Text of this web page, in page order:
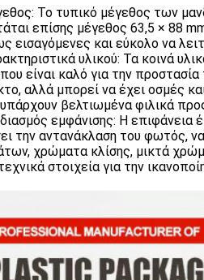
Το τυπικό μέγεθος των
επίσης μέγεθος 63,5 × 88
εισαγόμενες και εύκολο να
υλικού: Τα κοινά
είναι καλό για την
αλλά μπορεί να έχει οσμές
βελτιωμένα φιλικά
εμφάνισης: Η επιφάνεια
την αντανάκλαση του φωτός,
χρώματα κλίσης, μικτά
στοιχεία για την